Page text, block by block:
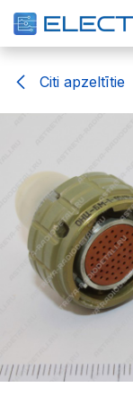
Pāriet pie satura
Citi apzeltītie